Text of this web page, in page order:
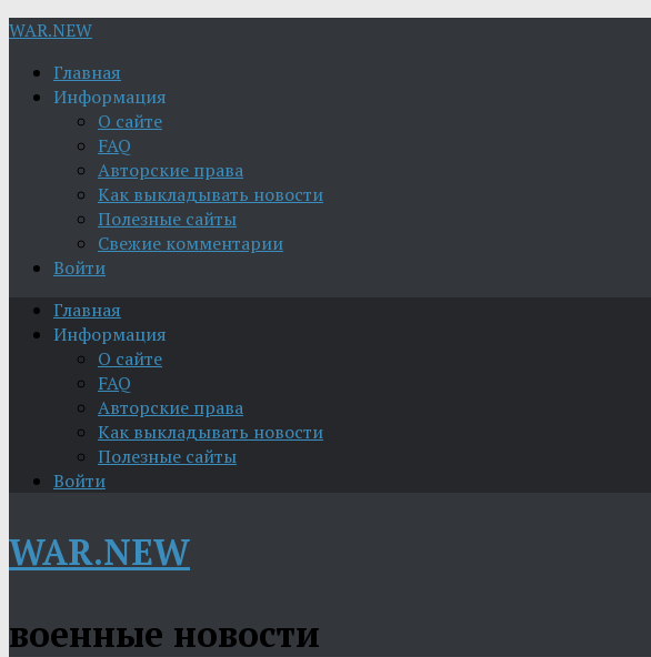
WAR.NEW
Главная
Информация
О сайте
FAQ
Авторские права
Как выкладывать новости
Полезные сайты
Свежие комментарии
Войти
Главная
Информация
О сайте
FAQ
Авторские права
Как выкладывать новости
Полезные сайты
Войти
WAR.NEW
военные новости